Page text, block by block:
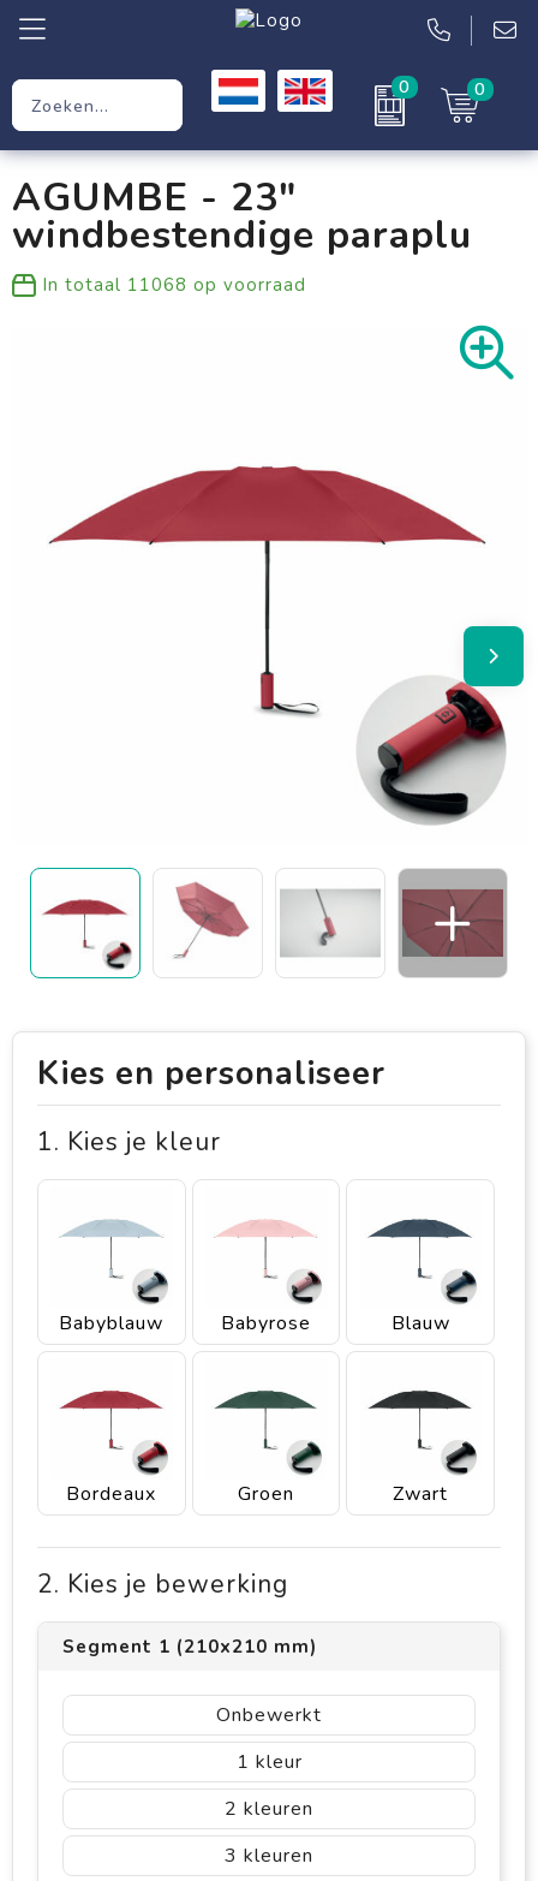
0 0
Werkkleding
Kleding
AGUMBE - 23"
windbestendige paraplu
In totaal 11068 op voorraad
Kies en personaliseer
1. Kies je kleur
Babyblauw Babyrose Blauw
Bordeaux Groen Zwart
2. Kies je bewerking
Segment 1 (210x210 mm)
Onbewerkt
1
2
3